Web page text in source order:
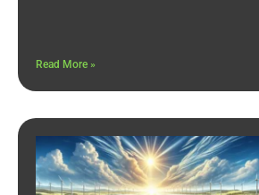
Read More »